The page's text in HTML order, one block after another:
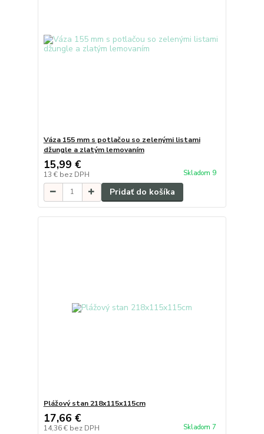
Váza 155 mm s potlačou so zelenými listami
džungle a zlatým lemovaním
15,99 €
13 € bez DPH Skladom 9
Pridať do košíka
Plážový stan 218x115x115cm
17,66 €
14,36 € bez DPH Skladom 7